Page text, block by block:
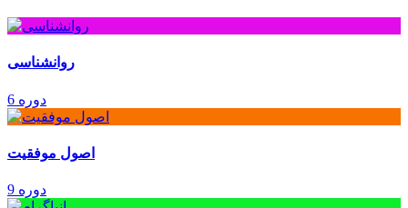
روانشناسی
6 دوره
اصول موفقیت
9 دوره